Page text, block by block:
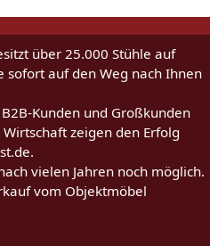
über 25.000 Stühle auf
sofort auf den Weg nach Ihnen
Kunden und Großkunden
zeigen den Erfolg
vielen Jahren noch möglich.
vom Objektmöbel